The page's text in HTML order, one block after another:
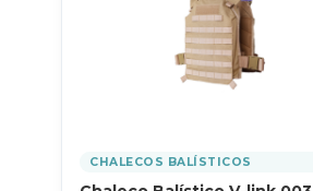
CHALECOS BALÍSTICOS